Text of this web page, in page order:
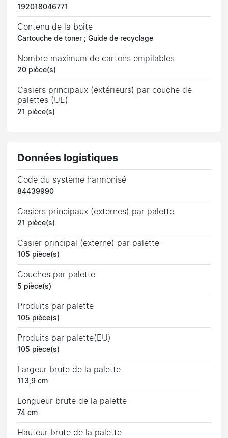
192018046771
Contenu de la boîte
Cartouche de toner ; Guide de recyclage
Nombre maximum de cartons empilables
20 pièce(s)
Casiers principaux (extérieurs) par couche de
palettes (UE)
21 pièce(s)
Données logistiques
Code du système harmonisé
84439990
Casiers principaux (externes) par palette
21 pièce(s)
Casier principal (externe) par palette
105 pièce(s)
Couches par palette
5 pièce(s)
Produits par palette
105 pièce(s)
Produits par palette(EU)
105 pièce(s)
Largeur brute de la palette
113,9 cm
Longueur brute de la palette
74 cm
Hauteur brute de la palette